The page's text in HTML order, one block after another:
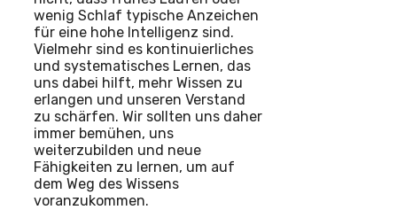
wenig Schlaf typische Anzeichen
für eine hohe Intelligenz sind.
Vielmehr sind es kontinuierliches
und systematisches Lernen, das
uns dabei hilft, mehr Wissen zu
erlangen und unseren Verstand
zu schärfen. Wir sollten uns daher
immer bemühen, uns
weiterzubilden und neue
Fähigkeiten zu lernen, um auf
dem Weg des Wissens
voranzukommen.